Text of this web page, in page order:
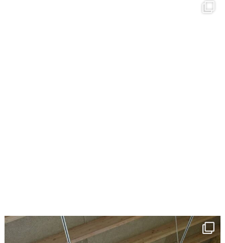
10月 2